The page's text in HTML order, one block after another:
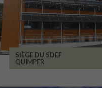
SIÈGE DU SDEF
QUIMPER